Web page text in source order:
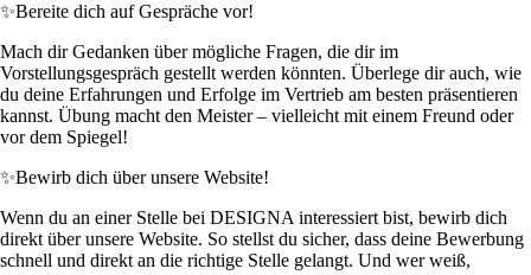
✨Bereite dich auf Gespräche vor!
Mach dir Gedanken über mögliche Fragen, die dir im
Vorstellungsgespräch gestellt werden könnten. Überlege dir auch, wie
du deine Erfahrungen und Erfolge im Vertrieb am besten präsentieren
kannst. Übung macht den Meister – vielleicht mit einem Freund oder
vor dem Spiegel!
✨Bewirb dich über unsere Website!
Wenn du an einer Stelle bei DESIGNA interessiert bist, bewirb dich
direkt über unsere Website. So stellst du sicher, dass deine Bewerbung
schnell und direkt an die richtige Stelle gelangt. Und wer weiß,